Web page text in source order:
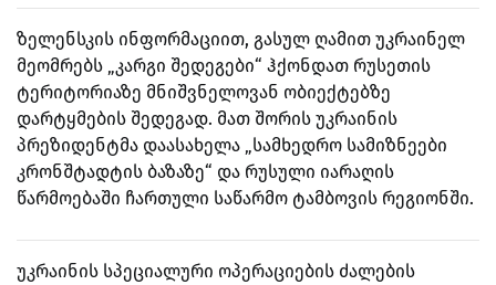
ზელენსკის ინფორმაციით, გასულ ღამით უკრაინელ
მეომრებს „კარგი შედეგები“ ჰქონდათ რუსეთის
ტერიტორიაზე მნიშვნელოვან ობიექტებზე
დარტყმების შედეგად. მათ შორის უკრაინის
პრეზიდენტმა დაასახელა „სამხედრო სამიზნეები
კრონშტადტის ბაზაზე“ და რუსული იარაღის
წარმოებაში ჩართული საწარმო ტამბოვის რეგიონში.
უკრაინის სპეციალური ოპერაციების ძალების